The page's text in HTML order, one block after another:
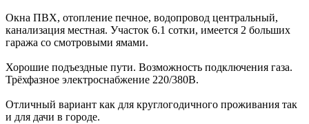
Окна ПВХ, отопление печное, водопровод центральный,
канализация местная. Участок 6.1 сотки, имеется 2 больших
гаража со смотровыми ямами.
Хорошие подъездные пути. Возможность подключения газа.
Трёхфазное электроснабжение 220/380В.
Отличный вариант как для круглогодичного проживания так
и для дачи в городе.